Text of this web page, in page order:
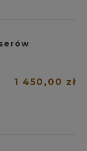
1 450,00 zł